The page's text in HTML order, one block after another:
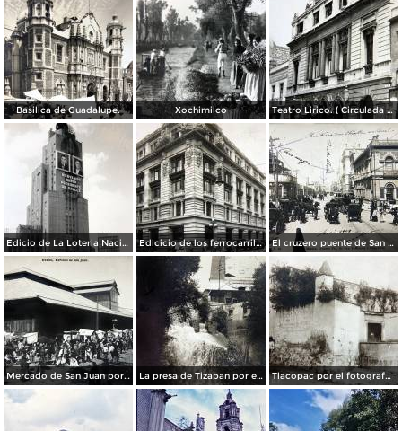
Basilica de Guadalupe. Xochimilco Teatro Lirico. ( Circulada el 1 de Agosto de 1926 ).
Edicio de La Loteria Nacional Ciudad de México Abril de 1964 Edicicio de los ferrocarriles. El cruzero puente de San Francisco y Guardiola por el fotografo Felix Miret.
Mercado de San Juan por el fotografo Felix Miret La presa de Tizapan por el fotografo Fernando Kososky. ( Circulada el 22 de Diembre de 1910 ). Tlacopac por el fotografo Hugo Brehme.